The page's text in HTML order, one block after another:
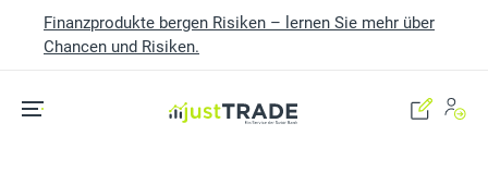
Finanzprodukte bergen Risiken – lernen Sie mehr über
Chancen und Risiken.